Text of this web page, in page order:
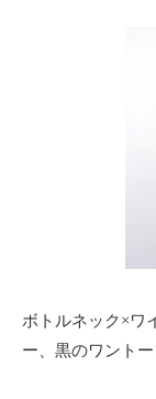
ボトルネック×ワ
ー、黒のワント